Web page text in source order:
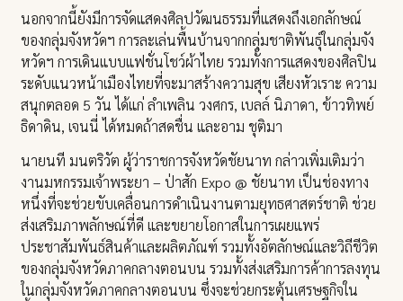
นอกจากนี้ยังมีการจัดแสดงศิลปวัฒนธรรมที่แสดงถึงเอกลักษณ์
ของกลุ่มจังหวัดฯ การละเล่นพื้นบ้านจากกลุ่มชาติพันธุ์ในกลุ่มจัง
หวัดฯ การเดินแบบแฟชั่นโชว์ผ้าไทย รวมทั้งการแสดงของศิลปิน
ระดับแนวหน้าเมืองไทยที่จะมาสร้างความสุข เสียงหัวเราะ ความ
สนุกตลอด 5 วัน ได้แก่ ลำเพลิน วงศกร, เบลล์ นิภาดา, ข้าวทิพย์
ธิดาดิน, เจนนี่ ได้หมดถ้าสดชื่น และอาม ชุติมา
นายนที มนตริวัต ผู้ว่าราชการจังหวัดชัยนาท กล่าวเพิ่มเติมว่า
งานมหกรรมเจ้าพระยา – ป่าสัก Expo @ ชัยนาท เป็นช่องทาง
หนึ่งที่จะช่วยขับเคลื่อนการดำเนินงานตามยุทธศาสตร์ชาติ ช่วย
ส่งเสริมภาพลักษณ์ที่ดี และขยายโอกาสในการเผยแพร่
ประชาสัมพันธ์สินค้าและผลิตภัณฑ์ รวมทั้งอัตลักษณ์และวิถีชีวิต
ของกลุ่มจังหวัดภาคกลางตอนบน รวมทั้งส่งเสริมการค้าการลงทุน
ในกลุ่มจังหวัดภาคกลางตอนบน ซึ่งจะช่วยกระตุ้นเศรษฐกิจใน